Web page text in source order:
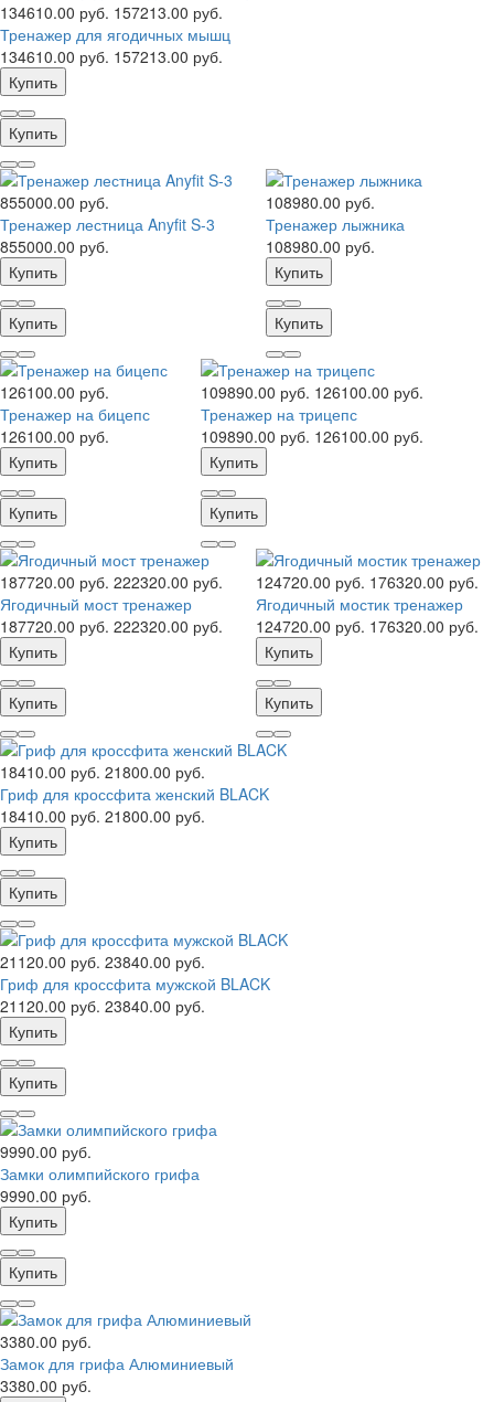
134610.00 руб. 157213.00 руб.
Тренажер для ягодичных мышц
134610.00 руб. 157213.00 руб.
Купить
Купить
855000.00 руб.
Тренажер лестница Anyfit S-3
855000.00 руб.
Купить
Купить
108980.00 руб.
Тренажер лыжника
108980.00 руб.
Купить
Купить
126100.00 руб.
Тренажер на бицепс
126100.00 руб.
Купить
Купить
109890.00 руб. 126100.00 руб.
Тренажер на трицепс
109890.00 руб. 126100.00 руб.
Купить
Купить
187720.00 руб. 222320.00 руб.
Ягодичный мост тренажер
187720.00 руб. 222320.00 руб.
Купить
Купить
124720.00 руб. 176320.00 руб.
Ягодичный мостик тренажер
124720.00 руб. 176320.00 руб.
Купить
Купить
18410.00 руб. 21800.00 руб.
Гриф для кроссфита женский BLACK
18410.00 руб. 21800.00 руб.
Купить
Купить
21120.00 руб. 23840.00 руб.
Гриф для кроссфита мужской BLACK
21120.00 руб. 23840.00 руб.
Купить
Купить
9990.00 руб.
Замки олимпийского грифа
9990.00 руб.
Купить
Купить
3380.00 руб.
Замок для грифа Алюминиевый
3380.00 руб.